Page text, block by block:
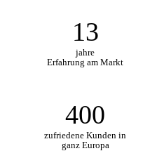
13
jahre
Erfahrung am Markt
400
zufriedene Kunden in
ganz Europa